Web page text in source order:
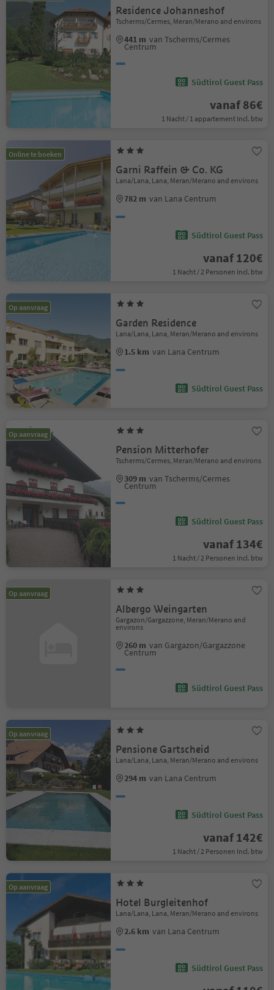
Residence Johanneshof
Tscherms/Cermes, Meran/Merano and environs
441 m van Tscherms/Cermes
Centrum
Südtirol Guest Pass
vanaf 86€
1 Nacht / 1 appartement Incl. btw
Online te boeken
Garni Raffein & Co. KG
Lana/Lana, Lana, Meran/Merano and environs
782 m van Lana Centrum
Südtirol Guest Pass
vanaf 120€
1 Nacht / 2 Personen Incl. btw
Op aanvraag
Garden Residence
Lana/Lana, Lana, Meran/Merano and environs
1.5 km van Lana Centrum
Südtirol Guest Pass
Op aanvraag
Pension Mitterhofer
Tscherms/Cermes, Meran/Merano and environs
309 m van Tscherms/Cermes
Centrum
Südtirol Guest Pass
vanaf 134€
1 Nacht / 2 Personen Incl. btw
Op aanvraag
Albergo Weingarten
Gargazon/Gargazzone, Meran/Merano and
environs
260 m van Gargazon/Gargazzone
Centrum
Südtirol Guest Pass
Op aanvraag
Pensione Gartscheid
Lana/Lana, Lana, Meran/Merano and environs
294 m van Lana Centrum
Südtirol Guest Pass
vanaf 142€
1 Nacht / 2 Personen Incl. btw
Op aanvraag
Hotel Burgleitenhof
Lana/Lana, Lana, Meran/Merano and environs
2.6 km van Lana Centrum
Südtirol Guest Pass